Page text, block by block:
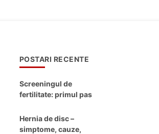
POSTARI RECENTE
Screeningul de
fertilitate: primul pas
Hernia de disc –
simptome, cauze,